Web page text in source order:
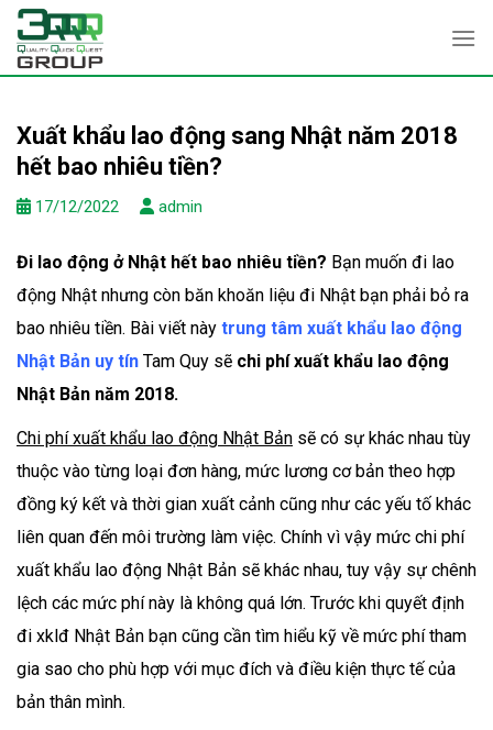
Skip
content
Xuất khẩu lao động sang Nhật năm 2018
hết bao nhiêu tiền?
17/12/2022 admin
Đi lao động ở Nhật hết bao nhiêu tiền? Bạn muốn đi lao
động Nhật nhưng còn băn khoăn liệu đi Nhật bạn phải bỏ ra
bao nhiêu tiền. Bài viết này trung tâm xuất khẩu lao động
Nhật Bản uy tín Tam Quy sẽ chi phí xuất khẩu lao động
Nhật Bản năm 2018.
Chi phí xuất khẩu lao động Nhật Bản sẽ có sự khác nhau tùy
thuộc vào từng loại đơn hàng, mức lương cơ bản theo hợp
đồng ký kết và thời gian xuất cảnh cũng như các yếu tố khác
liên quan đến môi trường làm việc. Chính vì vậy mức chi phí
xuất khẩu lao động Nhật Bản sẽ khác nhau, tuy vậy sự chênh
lệch các mức phí này là không quá lớn. Trước khi quyết định
đi xklđ Nhật Bản bạn cũng cần tìm hiểu kỹ về mức phí tham
gia sao cho phù hợp với mục đích và điều kiện thực tế của
bản thân mình.